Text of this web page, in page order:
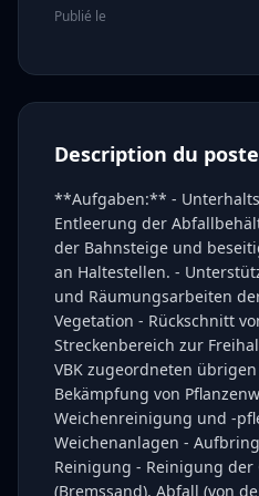
Publié le
Description du poste
**Aufgaben:** -
Entleerung der
der Bahnsteige und
an Haltestellen. -
und Räumungsarbeiten
Vegetation - Rückschnitt
Streckenbereich zur
VBK zugeordneten
Bekämpfung von
Weichenreinigung und -
Weichenanlagen -
Reinigung - Reinigung der
(Bremssand), Abfall (von